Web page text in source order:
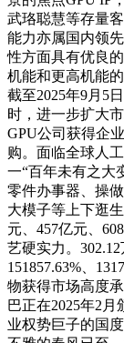
武珞聪慧等存量
能力亦属国内领
性方面具有优良
机能和更高机能
截至2025年9月5
时，进一步扩大
GPU公司获得企
购。面临全球人
一“百年未有之大
零件办事器、操
大模子等上下逛
元、457亿元、
艺硬实力。
151857.63%、
物获得市场高度
巴正在2025年2
业权势巨子的国